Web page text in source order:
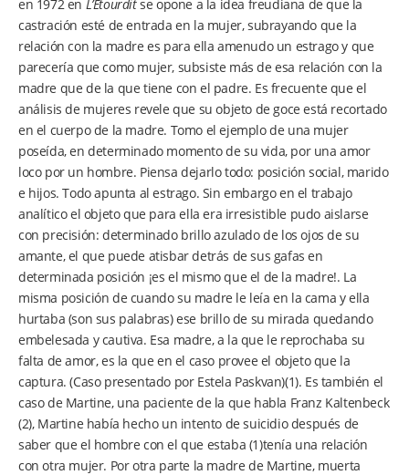
en 1972 en L’Etourditse opone a la idea freudiana de que la
castración esté de entrada en la mujer, subrayando que la
relación con la madre es para ella amenudo un estrago y que
parecería que como mujer, subsiste más de esa relación con la
madre que de la que tiene con el padre. Es frecuente que el
análisis de mujeres revele que su objeto de goce está recortado
en el cuerpo de la madre. Tomo el ejemplo de una mujer
poseída, en determinado momento de su vida, por una amor
loco por un hombre. Piensa dejarlo todo: posición social, marido
e hijos. Todo apunta al estrago. Sin embargo en el trabajo
analítico el objeto que para ella era irresistible pudo aislarse
con precisión: determinado brillo azulado de los ojos de su
amante, el que puede atisbar detrás de sus gafas en
determinada posición ¡es el mismo que el de la madre!. La
misma posición de cuando su madre le leía en la cama y ella
hurtaba (son sus palabras) ese brillo de su mirada quedando
embelesada y cautiva. Esa madre, a la que le reprochaba su
falta de amor, es la que en el caso provee el objeto que la
captura. (Caso presentado por Estela Paskvan)(1). Es también el
caso de Martine, una paciente de la que habla Franz Kaltenbeck
(2), Martine había hecho un intento de suicidio después de
saber que el hombre con el que estaba (1)tenía una relación
con otra mujer. Por otra parte la madre de Martine, muerta